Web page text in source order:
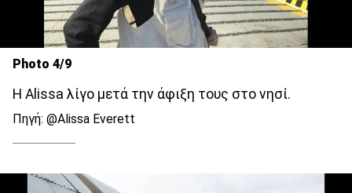
Photo 4/9
Η Alissa λίγο μετά την άφιξη τους στο νησί.
Πηγή: @Alissa Everett